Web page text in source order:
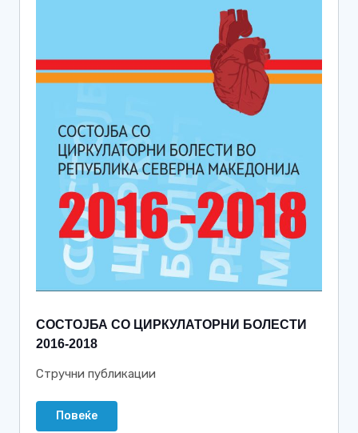
СОСТОЈБА СО ЦИРКУЛАТОРНИ БОЛЕСТИ
2016-2018
Стручни публикации
Повеќе